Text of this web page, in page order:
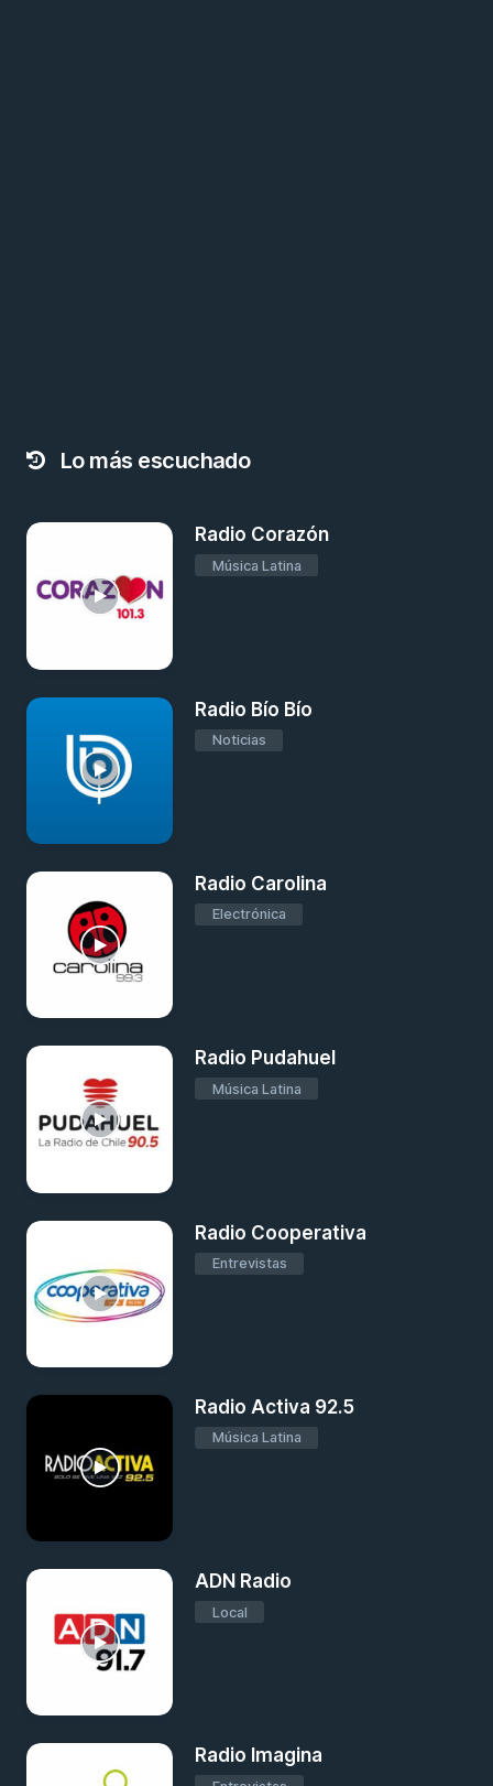
Lo más escuchado
Radio Corazón
Música Latina
Radio Bío Bío
Noticias
Radio Carolina
Electrónica
Radio Pudahuel
Música Latina
Radio Cooperativa
Entrevistas
Radio Activa 92.5
Música Latina
ADN Radio
Local
Radio Imagina